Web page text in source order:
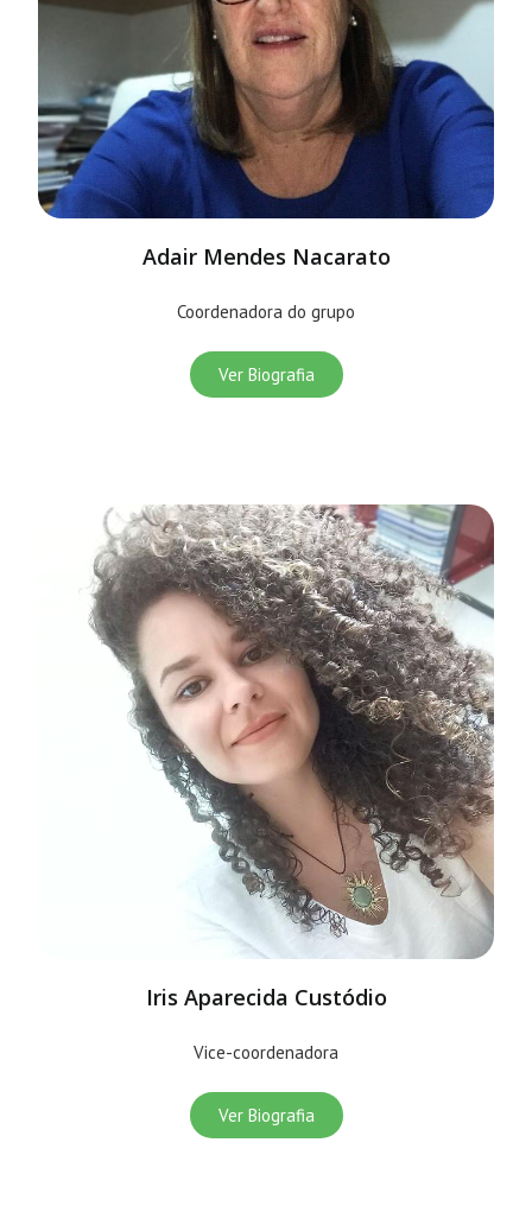
Adair Mendes Nacarato
Coordenadora do grupo
Ver Biografia
Iris Aparecida Custódio
Vice-coordenadora
Ver Biografia